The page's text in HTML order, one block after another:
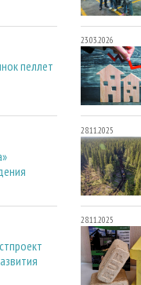
пеллет
23.03.2026
28.11.2025
28.11.2025